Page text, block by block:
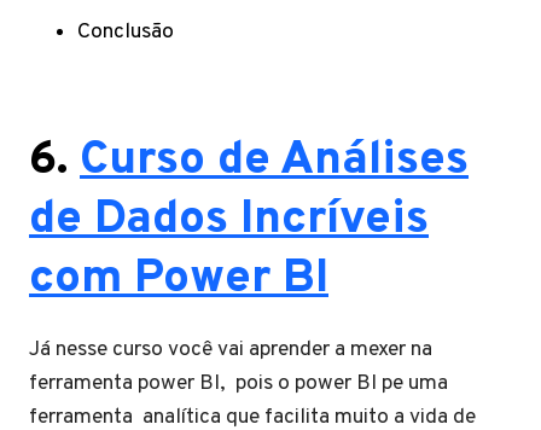
Conclusão
6. Curso de Análises
de Dados Incríveis
com Power BI
Já nesse curso você vai aprender a mexer na
ferramenta power BI, pois o power BI pe uma
ferramenta analítica que facilita muito a vida de